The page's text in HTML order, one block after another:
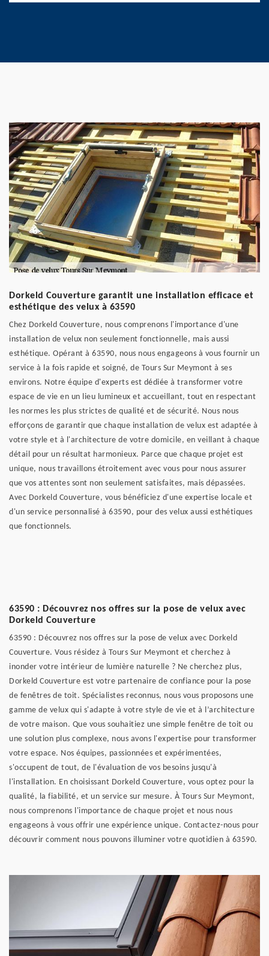
Dorkeld Couverture garantit une installation efficace et
esthétique des velux à 63590
Chez Dorkeld Couverture, nous comprenons l'importance d'une
installation de velux non seulement fonctionnelle, mais aussi
esthétique. Opérant à 63590, nous nous engageons à vous fournir un
service à la fois rapide et soigné, de Tours Sur Meymont à ses
environs. Notre équipe d'experts est dédiée à transformer votre
espace de vie en un lieu lumineux et accueillant, tout en respectant
les normes les plus strictes de qualité et de sécurité. Nous nous
efforçons de garantir que chaque installation de velux est adaptée à
votre style et à l'architecture de votre domicile, en veillant à chaque
détail pour un résultat harmonieux. Parce que chaque projet est
unique, nous travaillons étroitement avec vous pour nous assurer
que vos attentes sont non seulement satisfaites, mais dépassées.
Avec Dorkeld Couverture, vous bénéficiez d'une expertise locale et
d'un service personnalisé à 63590, pour des velux aussi esthétiques
que fonctionnels.
63590 : Découvrez nos offres sur la pose de velux avec
Dorkeld Couverture
63590 : Découvrez nos offres sur la pose de velux avec Dorkeld
Couverture. Vous résidez à Tours Sur Meymont et cherchez à
inonder votre intérieur de lumière naturelle ? Ne cherchez plus,
Dorkeld Couverture est votre partenaire de confiance pour la pose
de fenêtres de toit. Spécialistes reconnus, nous vous proposons une
gamme de velux qui s'adapte à votre style de vie et à l’architecture
de votre maison. Que vous souhaitiez une simple fenêtre de toit ou
une solution plus complexe, nous avons l'expertise pour transformer
votre espace. Nos équipes, passionnées et expérimentées,
s'occupent de tout, de l'évaluation de vos besoins jusqu'à
l'installation. En choisissant Dorkeld Couverture, vous optez pour la
qualité, la fiabilité, et un service sur mesure. À Tours Sur Meymont,
nous comprenons l'importance de chaque projet et nous nous
engageons à vous offrir une expérience unique. Contactez-nous pour
découvrir comment nous pouvons illuminer votre quotidien à 63590.